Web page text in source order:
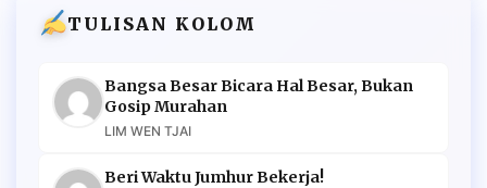
TULISAN KOLOM
Bangsa Besar Bicara Hal Besar, Bukan
Gosip Murahan
LIM WEN TJAI
Beri Waktu Jumhur Bekerja!